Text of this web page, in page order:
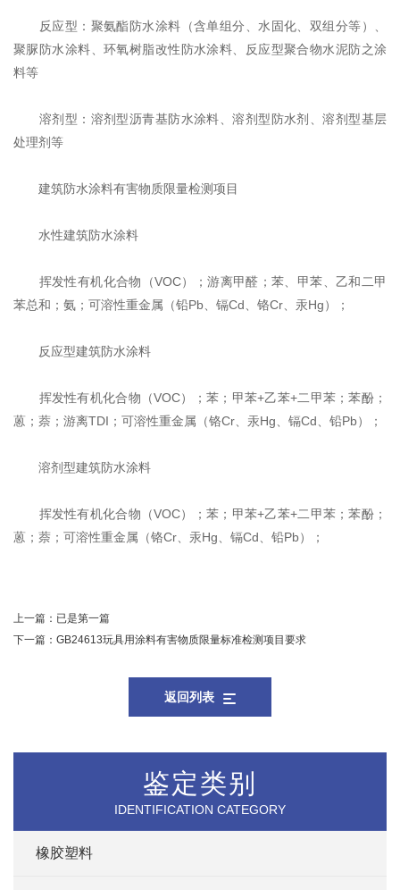
反应型：聚氨酯防水涂料（含单组分、水固化、双组分等）、
聚脲防水涂料、环氧树脂改性防水涂料、反应型聚合物水泥防之涂
料等
溶剂型：溶剂型沥青基防水涂料、溶剂型防水剂、溶剂型基层
处理剂等
建筑防水涂料有害物质限量检测项目
水性建筑防水涂料
挥发性有机化合物（VOC）；游离甲醛；苯、甲苯、乙和二甲
苯总和；氨；可溶性重金属（铅Pb、镉Cd、铬Cr、汞Hg）；
反应型建筑防水涂料
挥发性有机化合物（VOC）；苯；甲苯+乙苯+二甲苯；苯酚；
蒽；萘；游离TDI；可溶性重金属（铬Cr、汞Hg、镉Cd、铅Pb）；
溶剂型建筑防水涂料
挥发性有机化合物（VOC）；苯；甲苯+乙苯+二甲苯；苯酚；
蒽；萘；可溶性重金属（铬Cr、汞Hg、镉Cd、铅Pb）；
上一篇： 已是第一篇
下一篇： GB24613玩具用涂料有害物质限量标准检测项目要求
返回列表
鉴定类别
IDENTIFICATION CATEGORY
橡胶塑料